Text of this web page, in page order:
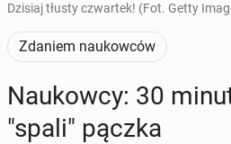
Dzisiaj tłusty czwartek! (Fot. Getty
Zdaniem naukowców
Na­ukow­cy: 30
"spali" pączka